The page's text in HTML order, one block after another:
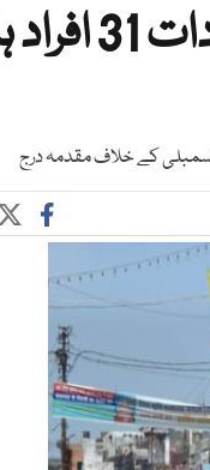
بھارتی ریاست اُترپردیش میں